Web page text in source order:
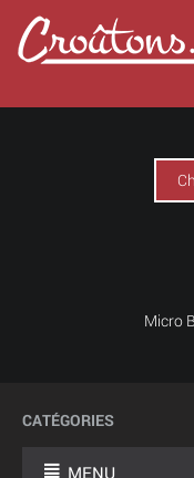
Micro
CATÉGORIES
MENU